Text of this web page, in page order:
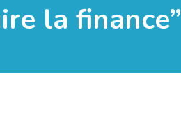
la finance”